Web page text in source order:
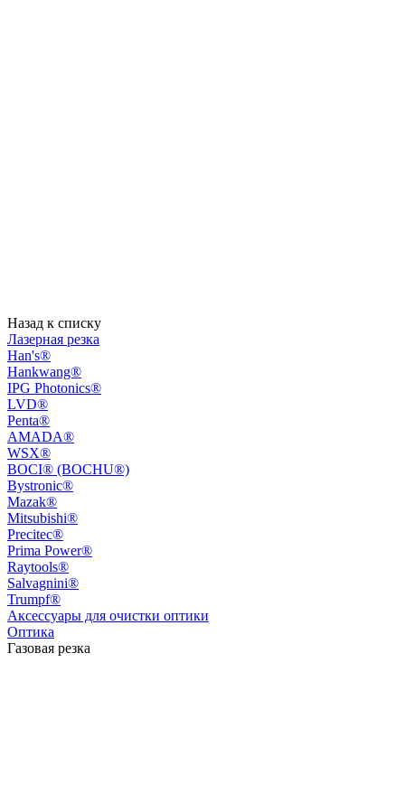
Назад к списку
Лазерная резка
Han's®
Hankwang®
IPG Photonics®
LVD®
Penta®
AMADA®
WSX®
BOCI® (BOCHU®)
Bystronic®
Mazak®
Mitsubishi®
Precitec®
Prima Power®
Raytools®
Salvagnini®
Trumpf®
Аксессуары для очистки оптики
Оптика
Газовая резка